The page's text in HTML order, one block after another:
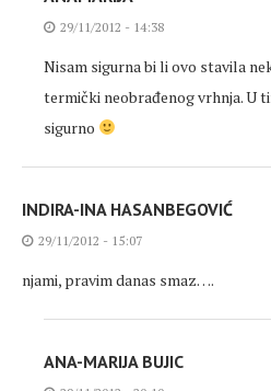
29/11/2012 - 14:38
Nisam sigurna bi li ovo stavila
termički neobrađenog vrhnja. U
sigurno
INDIRA-INA HASANBEGOVIĆ
29/11/2012 - 15:07
njami, pravim danas smaz….
ANA-MARIJA BUJIC